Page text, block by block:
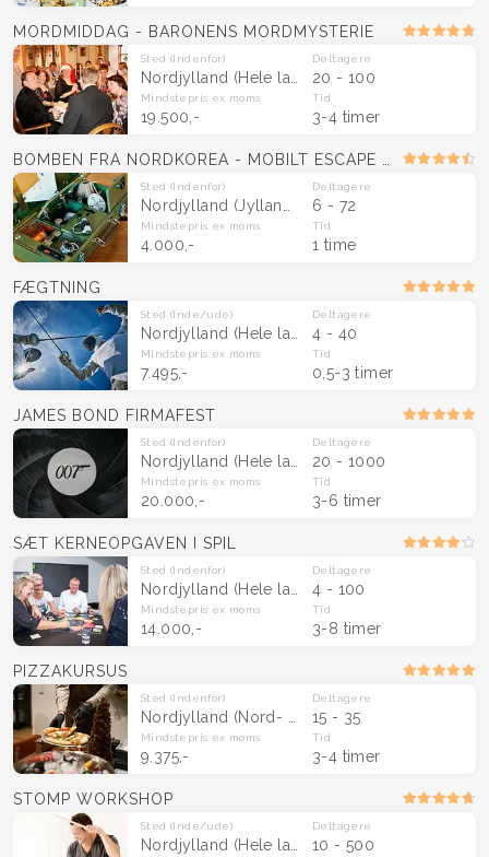
MORDMIDDAG - BARONENS MORDMYSTERIE
Sted (Indenfor)
Nordjylland (Hele landet)
Deltagere
20 - 100
Mindstepris ex moms
19.500,-
Tid
3-4 timer
Sted (Indenfor)
Nordjylland (Jylland & Fyn)
Deltagere
6 - 72
Mindstepris ex moms
4.000,-
Tid
1 time
FÆGTNING
Sted (Inde/ude)
Nordjylland (Hele landet)
Deltagere
4 - 40
Mindstepris ex moms
7.495,-
Tid
0,5-3 timer
JAMES BOND FIRMAFEST
Sted (Indenfor)
Nordjylland (Hele landet)
Deltagere
20 - 1000
Mindstepris ex moms
20.000,-
Tid
3-6 timer
SÆT KERNEOPGAVEN I SPIL
Sted (Indenfor)
Nordjylland (Hele landet)
Deltagere
4 - 100
Mindstepris ex moms
14.000,-
Tid
3-8 timer
PIZZAKURSUS
Sted (Indenfor)
Nordjylland (Nord- og Østjylland)
Deltagere
15 - 35
Mindstepris ex moms
9.375,-
Tid
3-4 timer
STOMP WORKSHOP
Sted (Inde/ude)
Nordjylland (Hele landet)
Deltagere
10 - 500